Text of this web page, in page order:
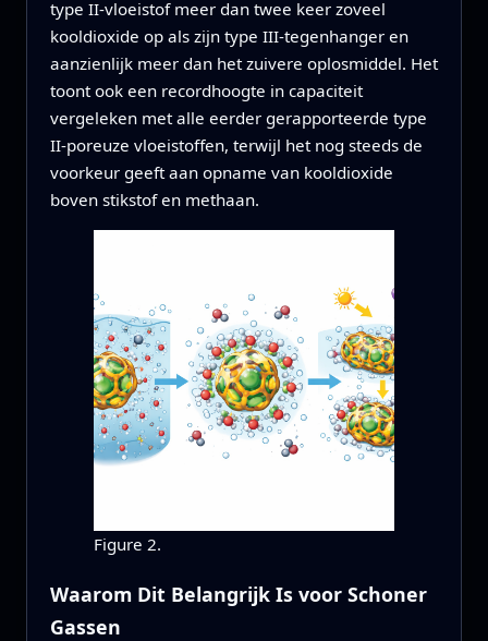
type II-vloeistof meer dan twee keer zoveel
kooldioxide op als zijn type III-tegenhanger en
aanzienlijk meer dan het zuivere oplosmiddel. Het
toont ook een recordhoogte in capaciteit
vergeleken met alle eerder gerapporteerde type
II-poreuze vloeistoffen, terwijl het nog steeds de
voorkeur geeft aan opname van kooldioxide
boven stikstof en methaan.
Figure 2.
Waarom Dit Belangrijk Is voor Schoner
Gassen